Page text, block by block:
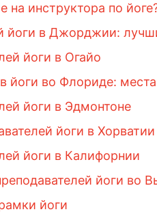
инструктора по
йоги в Джорджии:
йоги в Огайо
йоги во Флориде:
йоги в Эдмонтоне
йоги в Хорватии
йоги в Калифорнии
йоги во
йоги